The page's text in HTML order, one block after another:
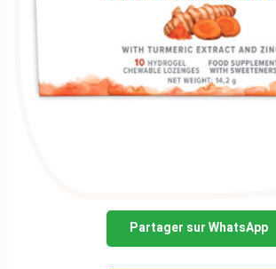
Partager sur WhatsApp